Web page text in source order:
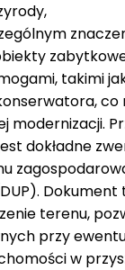
takimi
modernizacji.
dokładne
Dokument
terenu,
przy
w